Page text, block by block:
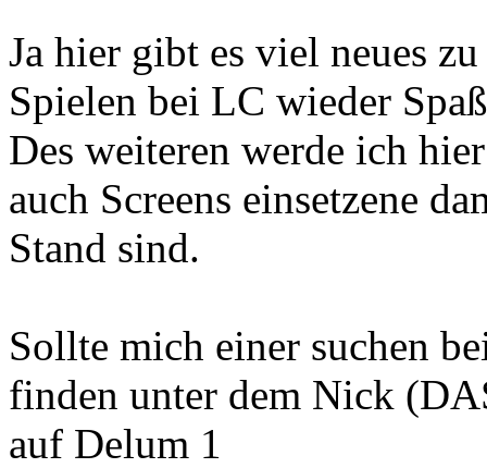
Ja hier gibt es viel neues
Spielen bei LC wieder
Des weiteren werde ich
auch Screens einsetzene
Stand sind.
Sollte mich einer suchen
finden unter dem Nick
auf Delum 1